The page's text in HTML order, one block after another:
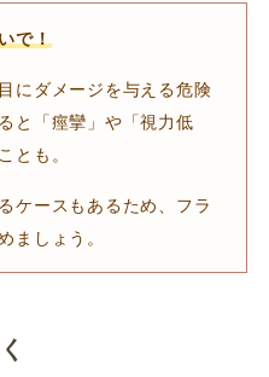
で！
にダメージを与える危険
と「痙攣」や「視力低
とも。
ケースもあるため、フラ
ましょう。